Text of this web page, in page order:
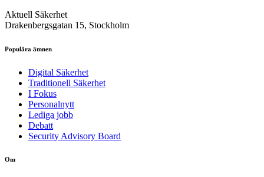
Aktuell Säkerhet
Drakenbergsgatan 15, Stockholm
Populära ämnen
Digital Säkerhet
Traditionell Säkerhet
I Fokus
Personalnytt
Lediga jobb
Debatt
Security Advisory Board
Om